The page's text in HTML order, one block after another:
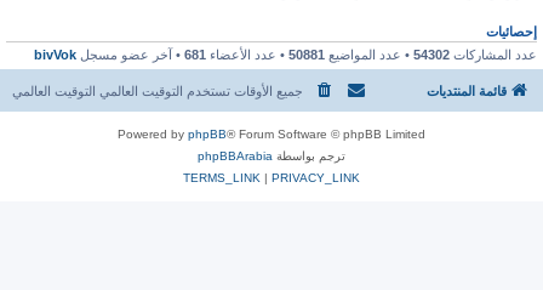
إحصائيات
عدد المشاركات 54302 • عدد المواضيع 50881 • عدد الأعضاء 681 • آخر عضو مسجل bivVok
قائمة المنتديات جميع الأوقات تستخدم التوقيت العالمي التوقيت العالمي
Powered by phpBB® Forum Software © phpBB Limited
ترجم بواسطة phpBBArabia
PRIVACY_LINK
|
TERMS_LINK